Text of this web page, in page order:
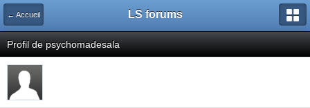
← Accueil LS forums
Profil de psychomadesala